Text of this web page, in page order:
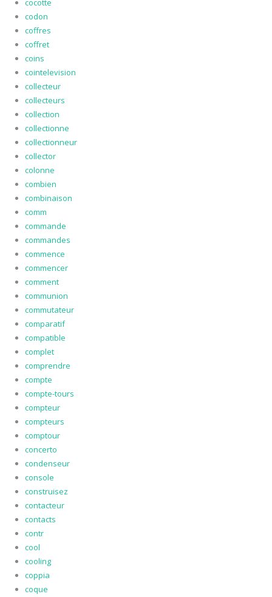
cocotte
codon
coffres
coffret
coins
cointelevision
collecteur
collecteurs
collection
collectionne
collectionneur
collector
colonne
combien
combinaison
comm
commande
commandes
commence
commencer
comment
communion
commutateur
comparatif
compatible
complet
comprendre
compte
compte-tours
compteur
compteurs
comptour
concerto
condenseur
console
construisez
contacteur
contacts
contr
cool
cooling
coppia
coque